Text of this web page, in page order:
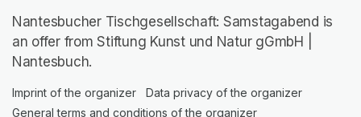
Nantesbucher Tischgesellschaft: Samstagabend is
an offer from Stiftung Kunst und Natur gGmbH |
Nantesbuch.
Imprint of the organizer (opens in a new tab)
Data privacy of the organizer
General terms and conditions of the organizer